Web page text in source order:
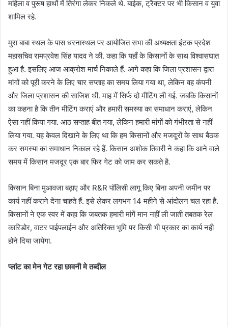
महिला व पुरूष हाथों में तिरंगा लेकर निकले थे. बाईक, ट्रैक्टर पर भी किसान व युवा
शामिल रहे.
मुरा बाबा स्थल के पास धरनास्थल पर आयोजित सभा की अध्यक्षता इंटक प्रदेश
महासचिव रामप्रवेश सिंह यादव ने की. कहा कि यहाँ के किसानों के साथ विश्वासघात
हुआ है. इसलिए आज आक्रोश मार्च निकाले हैं. आगे कहा कि जिला प्रशासन द्वारा
मांगों को पूरी करने के लिए चार सप्ताह का समय लिया गया था, लेकिन वह कंपनी
और जिला प्रशासन की साजिश थी. माह में सिर्फ दो मीटिंग ली गई. जबकि किसानों
का कहना है कि तीन मीटिंग कराएं और हमारी समस्या का समाधान कराएं, लेकिन
ऐसा नहीं किया गया. आठ सप्ताह बीत गया, लेकिन हमारी मांगों को गंभीरता से नहीं
लिया गया. यह केवल दिखाने के लिए था कि हम किसानों और मजदूरों के साथ बैठक
कर समस्या का समाधान निकाल रहे हैं. किसान अशोक तिवारी ने कहा कि आने वाले
समय में किसान मजदूर एक बार फिर गेट को जाम कर सकते है.
किसान बिना मुआवजा बढ़ाए और R&R पॉलिसी लागू किए बिना अपनी जमीन पर
कार्य नहीं कराने देना चाहते हैं. इसे लेकर लगभग 14 महीने से आंदोलन चल रहा है.
किसानों ने एक स्वर में कहा कि जबतक हमारी मांगें मान नहीं ली जाती तबतक रेल
कारिडोर, वाटर पाईपलाईन और अतिरिक्त भूमि पर किसी भी प्रकार का कार्य नही
होने दिया जायेगा.
प्लांट का मेन गेट रहा छावनी मे तब्दील